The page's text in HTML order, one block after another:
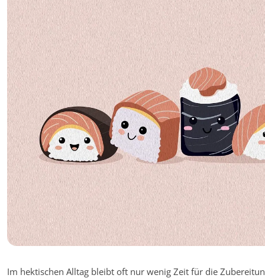
Im hektischen Alltag bleibt oft nur wenig Zeit für die